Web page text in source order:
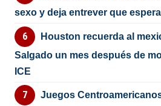
sexo y deja entrever que
Houston recuerda al
Salgado un mes después de
ICE
Juegos